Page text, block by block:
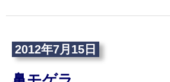
2012年7月15日